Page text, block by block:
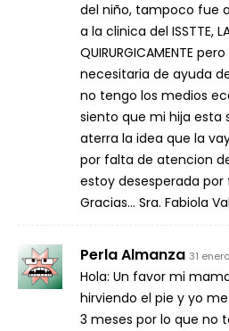
del niño, tampoco fue
a la clinica del ISSTTE, LA
QUIRURGICAMENTE
necesitaria de ayuda
no tengo los medios
siento que mi hija
aterra la idea que la
por falta de atencion
estoy desesperada
Gracias… Sra. Fabiola
Perla Almanza 31
Hola: Un favor mi
hirviendo el pie y yo
3 meses por lo que no